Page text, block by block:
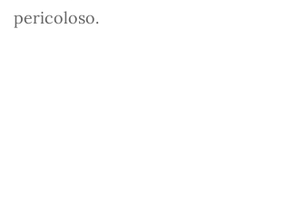
pericoloso.